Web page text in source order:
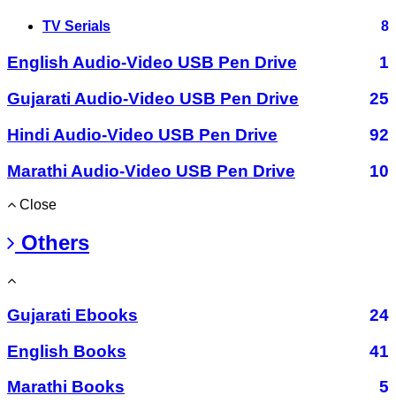
TV Serials 8
English Audio-Video USB Pen Drive
1
Gujarati Audio-Video USB Pen Drive
25
Hindi Audio-Video USB Pen Drive
92
Marathi Audio-Video USB Pen Drive
10
Close
Others
Gujarati Ebooks
24
English Books
41
Marathi Books
5